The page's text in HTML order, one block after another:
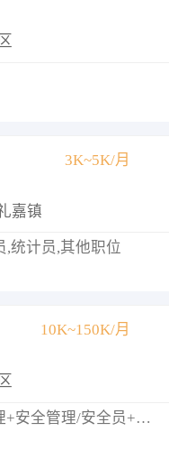
3K~5K/月
嘉镇
,统计员,其他职位
10K~150K/月
EHS管理+工程项目管理+安全管理/安全员+物业经理/主管